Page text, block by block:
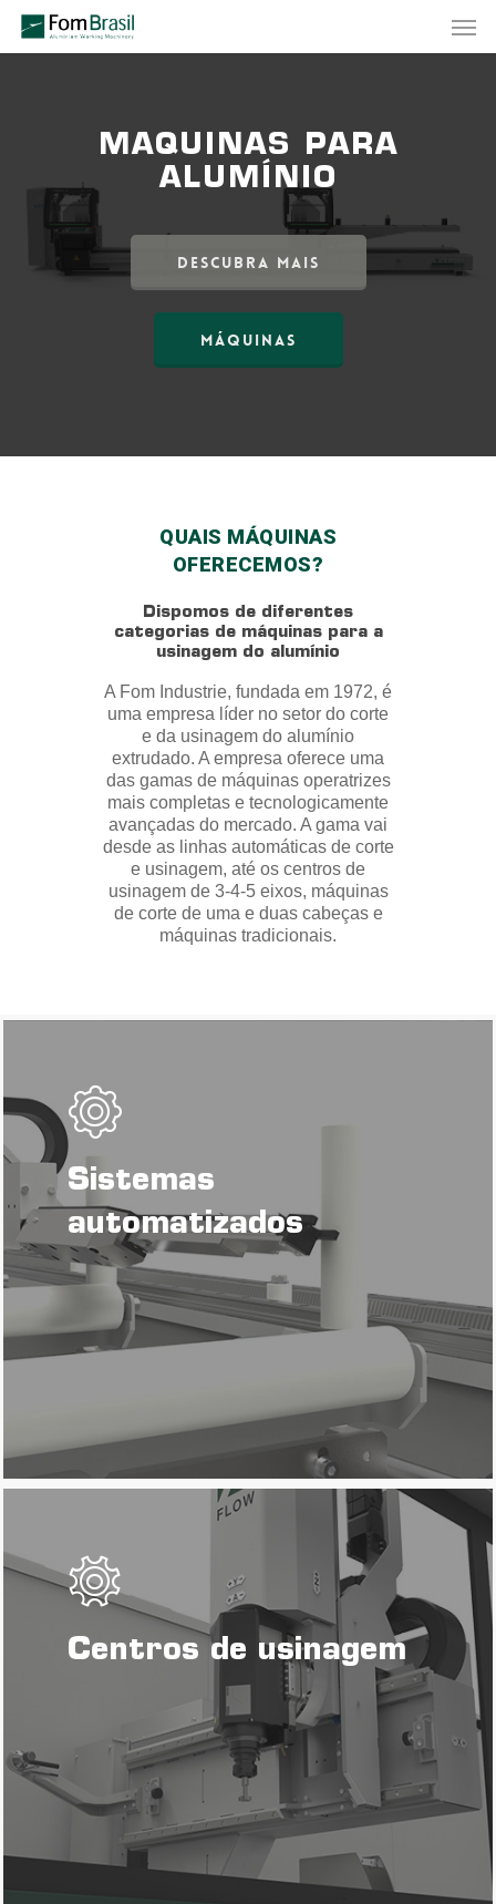
main
MÁQUINAS PARA
ALUMÍNIO
DESCUBRA MAIS
MÁQUINAS
QUAIS MÁQUINAS
OFERECEMOS?
Dispomos de diferentes
categorias de máquinas para a
usinagem do alumínio
A Fom Industrie, fundada em 1972, é
uma empresa líder no setor do corte
e da usinagem do alumínio
extrudado. A empresa oferece uma
das gamas de máquinas operatrizes
mais completas e tecnologicamente
avançadas do mercado. A gama vai
desde as linhas automáticas de corte
e usinagem, até os centros de
usinagem de 3-4-5 eixos, máquinas
de corte de uma e duas cabeças e
máquinas tradicionais.
Sistemas
automatizados
Centros de usinagem